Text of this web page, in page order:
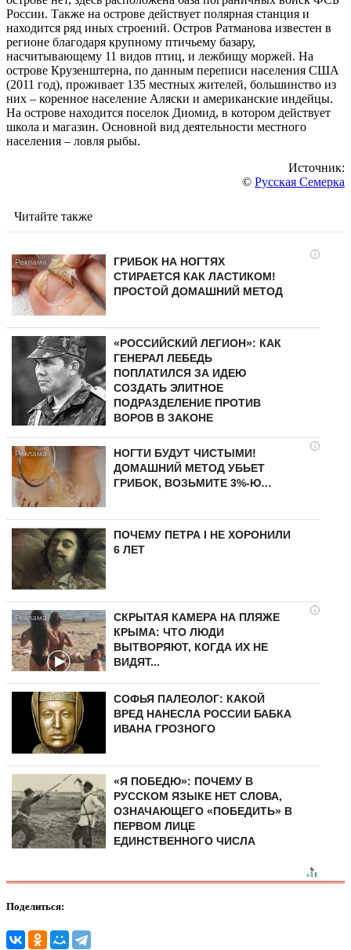
России. Также на острове действует полярная станция и
находится ряд иных строений. Остров Ратманова известен в
регионе благодаря крупному птичьему базару,
насчитывающему 11 видов птиц, и лежбищу моржей. На
острове Крузенштерна, по данным переписи населения США
(2011 год), проживает 135 местных жителей, большинство из
них – коренное население Аляски и американские индейцы.
На острове находится поселок Диомид, в котором действует
школа и магазин. Основной вид деятельности местного
населения – ловля рыбы.
Источник:
© Русская Семерка
Читайте также
i
ГРИБОК НА НОГТЯХ
СТИРАЕТСЯ КАК ЛАСТИКОМ!
ПРОСТОЙ ДОМАШНИЙ МЕТОД
«РОССИЙСКИЙ ЛЕГИОН»: КАК
ГЕНЕРАЛ ЛЕБЕДЬ
ПОПЛАТИЛСЯ ЗА ИДЕЮ
СОЗДАТЬ ЭЛИТНОЕ
ПОДРАЗДЕЛЕНИЕ ПРОТИВ
ВОРОВ В ЗАКОНЕ
i
НОГТИ БУДУТ ЧИСТЫМИ!
ДОМАШНИЙ МЕТОД УБЬЕТ
ГРИБОК, ВОЗЬМИТЕ 3%-Ю…
ПОЧЕМУ ПЕТРА I НЕ ХОРОНИЛИ
6 ЛЕТ
i
СКРЫТАЯ КАМЕРА НА ПЛЯЖЕ
КРЫМА: ЧТО ЛЮДИ
ВЫТВОРЯЮТ, КОГДА ИХ НЕ
ВИДЯТ...
СОФЬЯ ПАЛЕОЛОГ: КАКОЙ
ВРЕД НАНЕСЛА РОССИИ БАБКА
ИВАНА ГРОЗНОГО
«Я ПОБЕДЮ»: ПОЧЕМУ В
РУССКОМ ЯЗЫКЕ НЕТ СЛОВА,
ОЗНАЧАЮЩЕГО «ПОБЕДИТЬ» В
ПЕРВОМ ЛИЦЕ
ЕДИНСТВЕННОГО ЧИСЛА
Поделиться: